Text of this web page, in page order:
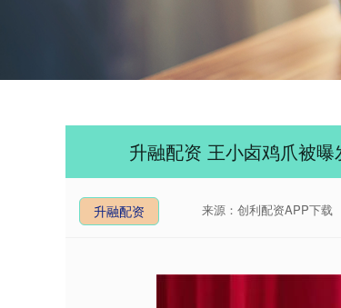
升融配资 王小卤鸡爪被
升融配资 来源：创利配资APP下载